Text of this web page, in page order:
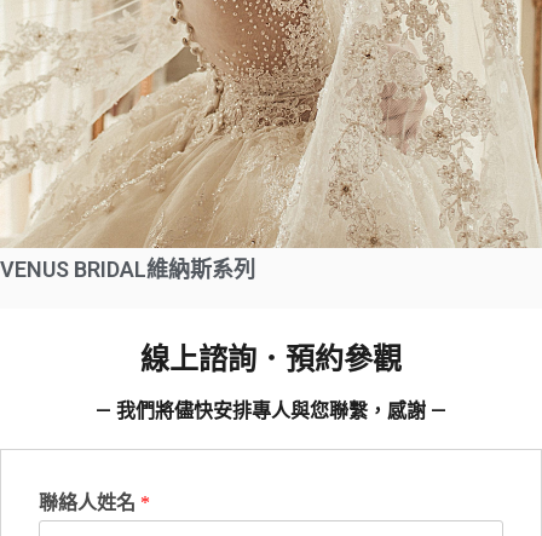
VENUS BRIDAL維納斯系列
線上諮詢．預約參觀
— 我們將儘快安排專人與您聯繫，感謝 —
聯絡人姓名 *